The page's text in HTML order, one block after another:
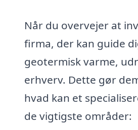
Når du overvejer at
firma, der kan guide
geotermisk varme,
erhverv. Dette gør
hvad kan et
de vigtigste områder: